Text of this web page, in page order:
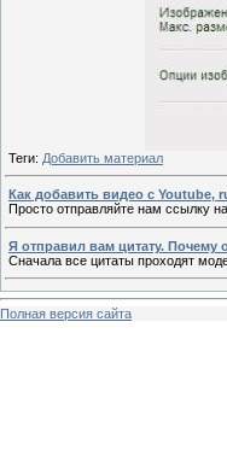
Теги: Добавить материал
Как добавить видео с Youtube,
Просто отправляйте нам ссылку
Я отправил вам цитату. Почему
Сначала все цитаты проходят
Полная версия сайта